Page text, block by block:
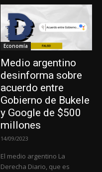
Economía
Medio argentino
desinforma sobre
acuerdo entre
Gobierno de Bukele
y Google de $500
millones
14/09/2023
El medio argentino La
Derecha Diario, que es